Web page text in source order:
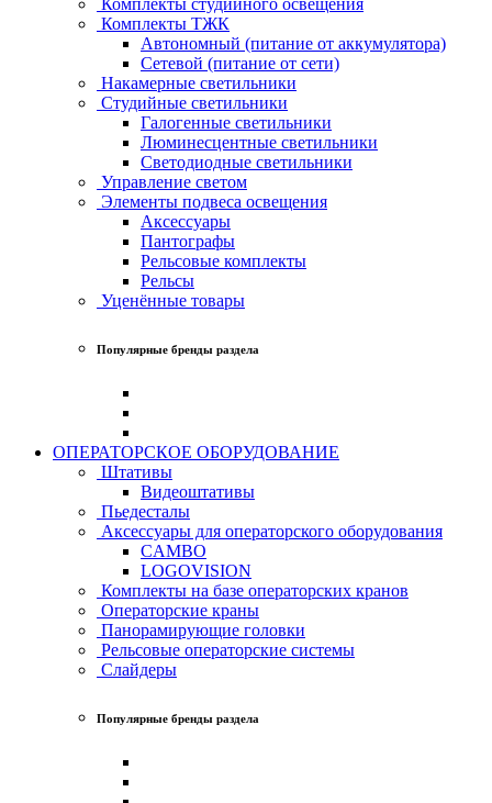
Комплекты ТЖК
Автономный (питание от аккумулятора)
Сетевой (питание от сети)
Накамерные светильники
Студийные светильники
Галогенные светильники
Люминесцентные светильники
Светодиодные светильники
Управление светом
Элементы подвеса освещения
Аксессуары
Пантографы
Рельсовые комплекты
Рельсы
Уценённые товары
Популярные бренды раздела
ОПЕРАТОРСКОЕ ОБОРУДОВАНИЕ
Штативы
Видеоштативы
Пьедесталы
Аксессуары для операторского оборудования
CAMBO
LOGOVISION
Комплекты на базе операторских кранов
Операторские краны
Панорамирующие головки
Рельсовые операторские системы
Слайдеры
Популярные бренды раздела